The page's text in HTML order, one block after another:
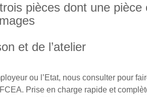
pièces dont une pièce
et de l’atelier
ou l’Etat, nous consulter pour
Prise en charge rapide et